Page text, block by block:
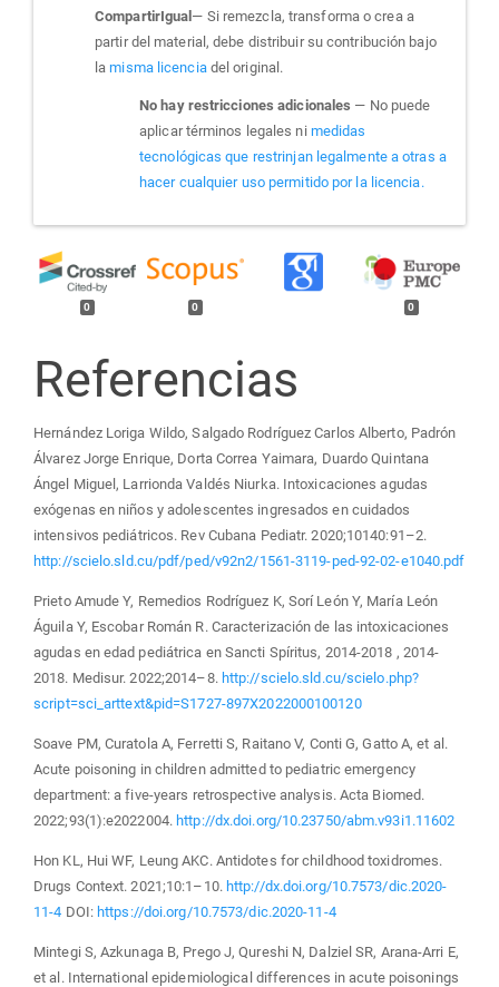
CompartirIgual — Si remezcla, transforma o crea a
partir del material, debe distribuir su contribución bajo
lamisma licenciadel original.
No hay restricciones adicionales — No puede
aplicar términos legales ni medidas
tecnológicas que restrinjan legalmente a otras a
hacer cualquier uso permitido por la licencia.
0 0 0
Referencias
Hernández Loriga Wildo, Salgado Rodríguez Carlos Alberto, Padrón
Álvarez Jorge Enrique, Dorta Correa Yaimara, Duardo Quintana
Ángel Miguel, Larrionda Valdés Niurka. Intoxicaciones agudas
exógenas en niños y adolescentes ingresados en cuidados
intensivos pediátricos. Rev Cubana Pediatr. 2020;10140:91–2.
http://scielo.sld.cu/pdf/ped/v92n2/1561-3119-ped-92-02-e1040.pdf
Prieto Amude Y, Remedios Rodríguez K, Sorí León Y, María León
Águila Y, Escobar Román R. Caracterización de las intoxicaciones
agudas en edad pediátrica en Sancti Spíritus, 2014-2018 , 2014-
2018. Medisur. 2022;2014–8. http://scielo.sld.cu/scielo.php?
script=sci_arttext&pid=S1727-897X2022000100120
Soave PM, Curatola A, Ferretti S, Raitano V, Conti G, Gatto A, et al.
Acute poisoning in children admitted to pediatric emergency
department: a five-years retrospective analysis. Acta Biomed.
2022;93(1):e2022004. http://dx.doi.org/10.23750/abm.v93i1.11602
Hon KL, Hui WF, Leung AKC. Antidotes for childhood toxidromes.
Drugs Context. 2021;10:1–10. http://dx.doi.org/10.7573/dic.2020-
11-4 DOI: https://doi.org/10.7573/dic.2020-11-4
Mintegi S, Azkunaga B, Prego J, Qureshi N, Dalziel SR, Arana-Arri E,
et al. International epidemiological differences in acute poisonings